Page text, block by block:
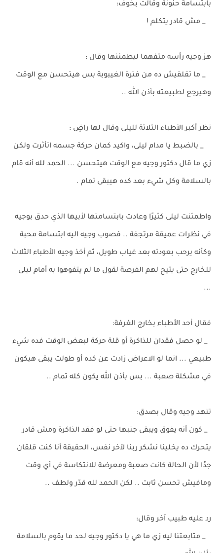
بابتسامة حنونة وقالت بخوف:
_ مش قادر يتكلم !
هز وجيه رأسه متفهما ليطمئنها وقال :
_ ما تقلقيش ده من فترة الغيبوبة بس هيتحسن مع الوقت
وهيرجع لطبيعته بأذن الله ..
نظر أكبر الأطباء الثلاثة لليلى وقال لها راضٍ :
_ بالضبط يا مدام ليلى، واكيد كمان حركة جسمه اتأثرت ولكن
زي ما قال دكتور وجيه مع الوقت هيتحسن ... الحمد لله أنه قام
بالسلامة وكل شيء بعد كده هيبقى تمام .
واطمئنت ليلى كثيرًا وعادت بابتسامتها لأبيها الذي حدق بوجيه
في نظرات عميقة مرتجفة .. فصوب وجيه اليه ابتسامة محبة
وكأنه يرحب بعودته بعد غياب طويل، ثم أخذ وجيه الأطباء الثلاث
للخارج حتى يتيح لهم الفرصة لقول ما لم يتفوهوا به أمام ليلى
...
فقال أحد الأطباء بخارج الغرفة:
_ لو حصل فقدان للذاكرة أو قلة حركة لبعض الوقت فده شيء
طبيعي ... انما لو الاعراض زادت عن كده أو طولت يبقى هيكون
في مشكلة صعبة ... بس بأذن الله يكون كله تمام ..
تنهد وجيه وقال بصدق:
_ كون أنه يفوق ويبقى جنبها حتى لو فقد الذاكرة ومش قادر
يتحرك ده يخلينا نشكر ربنا لآخر نفس، الحقيقة أنا كنت قلقان
جدًا لأن الحالة كانت صعبة ومعرضة للانتكاسة في أي وقت
ومافيش تحسن ثابت .. لكن الحمد لله قدّر ولطف ..
رد عليه طبيب آخر وقال:
_ متابعتنا ليه زي ما هي يا دكتور وجيه لحد ما يقوم بالسلامة